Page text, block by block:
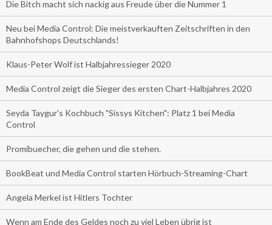
Die Bitch macht sich nackig aus Freude über die Nummer 1
Neu bei Media Control: Die meistverkauften Zeitschriften in den
Bahnhofshops Deutschlands!
Klaus-Peter Wolf ist Halbjahressieger 2020
Media Control zeigt die Sieger des ersten Chart-Halbjahres 2020
Seyda Taygur's Kochbuch "Sissys Kitchen": Platz 1 bei Media
Control
Promibuecher, die gehen und die stehen.
BookBeat und Media Control starten Hörbuch-Streaming-Chart
Angela Merkel ist Hitlers Tochter
Wenn am Ende des Geldes noch zu viel Leben übrig ist